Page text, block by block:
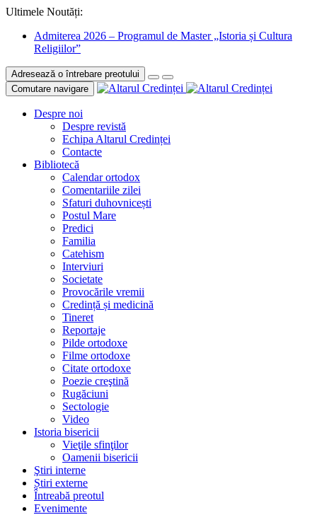
Ultimele Noutăți:
Admiterea 2026 – Programul de Master „Istoria și Cultura
Religiilor”
Adresează o întrebare preotului
Comutare navigare
Despre noi
Despre revistă
Echipa Altarul Credinței
Contacte
Bibliotecă
Calendar ortodox
Comentariile zilei
Sfaturi duhovnicești
Postul Mare
Predici
Familia
Catehism
Interviuri
Societate
Provocările vremii
Credință și medicină
Tineret
Reportaje
Pilde ortodoxe
Filme ortodoxe
Citate ortodoxe
Poezie creştină
Rugăciuni
Sectologie
Video
Istoria bisericii
Vieţile sfinţilor
Oamenii bisericii
Ştiri interne
Știri externe
Întreabă preotul
Evenimente